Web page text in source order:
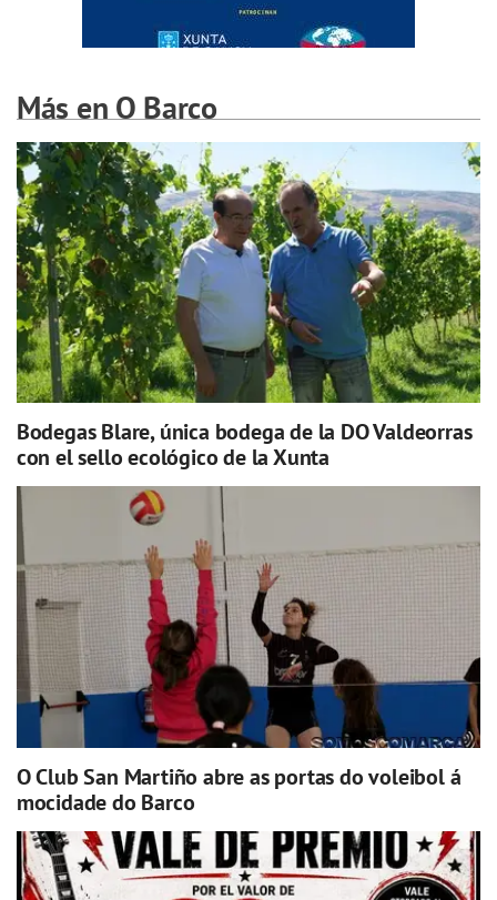
Más en O Barco
Bodegas Blare, única bodega de la DO Valdeorras
con el sello ecológico de la Xunta
O Club San Martiño abre as portas do voleibol á
mocidade do Barco